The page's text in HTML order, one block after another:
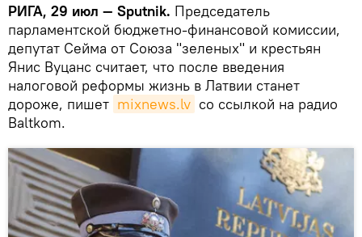
РИГА, 29 июл — Sputnik. Председатель
парламентской бюджетно-финансовой комиссии,
депутат Сейма от Союза "зеленых" и крестьян
Янис Вуцанс считает, что после введения
налоговой реформы жизнь в Латвии станет
дороже, пишет mixnews.lv со ссылкой на радио
Baltkom.